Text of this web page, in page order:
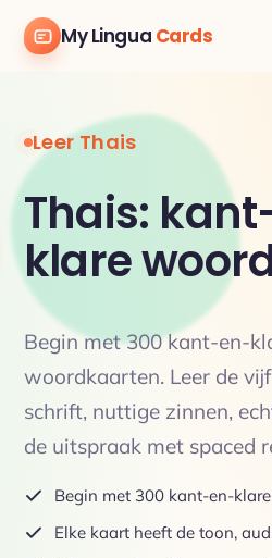
My Lingua Cards
Leer Thais
Thais:
klare
Begin met 300 kant-en-
woordkaarten. Leer de
schrift, nuttige zinnen,
de uitspraak met spaced
Begin met 300 kant-en-
Elke kaart heeft de toon,